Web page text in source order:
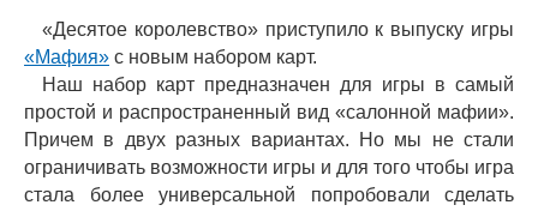
«Десятое королевство» приступило к выпуску игры
«Мафия» с новым набором карт.
Наш набор карт предназначен для игры в самый
простой и распространенный вид «салонной мафии».
Причем в двух разных вариантах. Но мы не стали
ограничивать возможности игры и для того чтобы игра
стала более универсальной попробовали сделать